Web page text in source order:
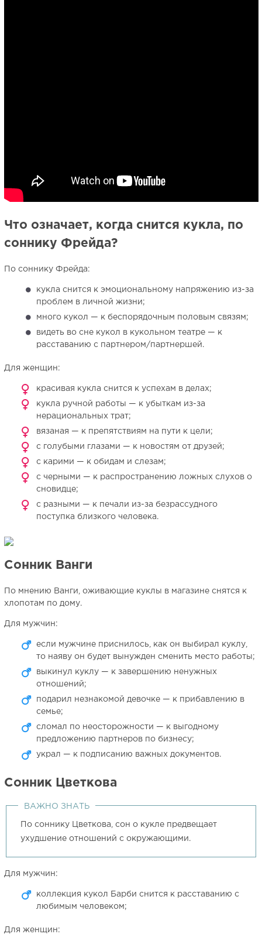
Что означает, когда снится кукла, по
соннику Фрейда?
По соннику Фрейда:
кукла снится к эмоциональному напряжению из-за
проблем в личной жизни;
много кукол — к беспорядочным половым связям;
видеть во сне кукол в кукольном театре — к
расставанию с партнером/партнершей.
Для женщин:
красивая кукла снится к успехам в делах;
кукла ручной работы — к убыткам из-за
нерациональных трат;
вязаная — к препятствиям на пути к цели;
с голубыми глазами — к новостям от друзей;
с карими — к обидам и слезам;
с черными — к распространению ложных слухов о
сновидце;
с разными — к печали из-за безрассудного
поступка близкого человека.
Сонник Ванги
По мнению Ванги, оживающие куклы в магазине снятся к
хлопотам по дому.
Для мужчин:
если мужчине приснилось, как он выбирал куклу,
то наяву он будет вынужден сменить место работы;
выкинул куклу — к завершению ненужных
отношений;
подарил незнакомой девочке — к прибавлению в
семье;
сломал по неосторожности — к выгодному
предложению партнеров по бизнесу;
украл — к подписанию важных документов.
Сонник Цветкова
ВАЖНО ЗНАТЬ
По соннику Цветкова, сон о кукле предвещает
ухудшение отношений с окружающими.
Для мужчин:
коллекция кукол Барби снится к расставанию с
любимым человеком;
Для женщин: